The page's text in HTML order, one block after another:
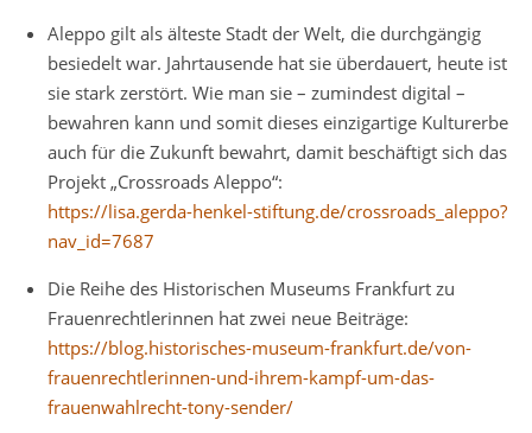
Aleppo gilt als älteste Stadt der Welt, die durchgängig
besiedelt war. Jahrtausende hat sie überdauert, heute ist
sie stark zerstört. Wie man sie – zumindest digital –
bewahren kann und somit dieses einzigartige Kulturerbe
auch für die Zukunft bewahrt, damit beschäftigt sich das
Projekt „Crossroads Aleppo“:
https://lisa.gerda-henkel-stiftung.de/crossroads_aleppo?
nav_id=7687
Die Reihe des Historischen Museums Frankfurt zu
Frauenrechtlerinnen hat zwei neue Beiträge:
https://blog.historisches-museum-frankfurt.de/von-
frauenrechtlerinnen-und-ihrem-kampf-um-das-
frauenwahlrecht-tony-sender/